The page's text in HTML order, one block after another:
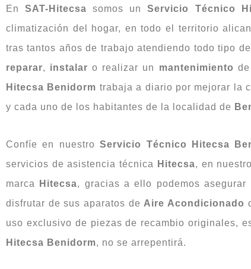
EnSAT-Hitecsa somos unServicio Técnico
climatización del hogar, en todo el territorio
tras tantos años de trabajo atendiendo todo tipo
reparar, instalar o realizar un mantenimiento
Hitecsa Benidorm trabaja a diario por mejorar la
y cada uno de los habitantes de la localidad de
Confíe en nuestroServicio Técnico Hitecsa
servicios de asistencia técnica
Hitecsa, en nuestro
marca
Hitecsa, gracias a ello podemos
disfrutar de sus aparatos de Aire Acondicionado
uso exclusivo de piezas de recambio originales,
Hitecsa Benidorm, no se arrepentirá.